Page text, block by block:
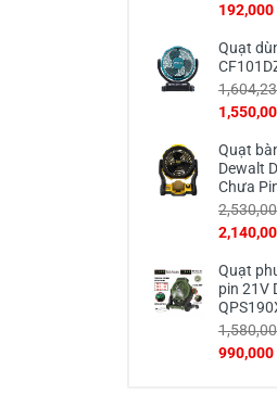
192,000
Quạt
Quạt
Dewalt
Chưa
Quạt
pin 21V
990,000